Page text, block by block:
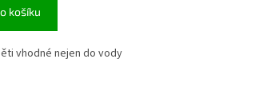
košíku
vhodné nejen do vody